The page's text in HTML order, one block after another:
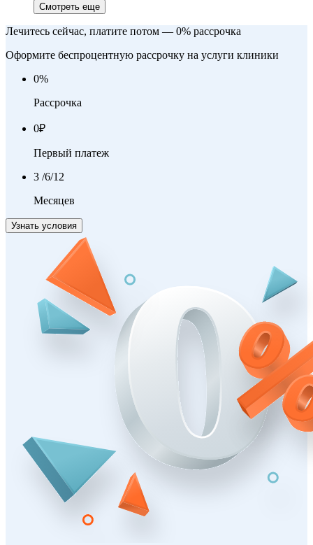
Смотреть еще
Лечитесь сейчас, платите потом — 0% рассрочка
Оформите беспроцентную рассрочку на услуги клиники
0%
Рассрочка
0₽
Первый платеж
3 /6/12
Месяцев
Узнать условия